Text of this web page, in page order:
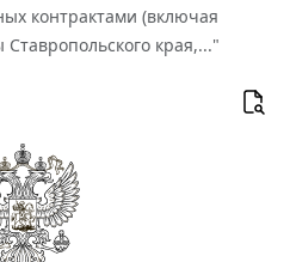
контрактами (включая
края,..."